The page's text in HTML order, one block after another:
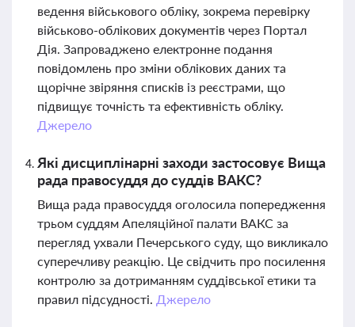
ведення військового обліку, зокрема перевірку
військово-облікових документів через Портал
Дія. Запроваджено електронне подання
повідомлень про зміни облікових даних та
щорічне звіряння списків із реєстрами, що
підвищує точність та ефективність обліку.
Джерело
Які дисциплінарні заходи застосовує Вища
рада правосуддя до суддів ВАКС?
Вища рада правосуддя оголосила попередження
трьом суддям Апеляційної палати ВАКС за
перегляд ухвали Печерського суду, що викликало
суперечливу реакцію. Це свідчить про посилення
контролю за дотриманням суддівської етики та
правил підсудності. Джерело